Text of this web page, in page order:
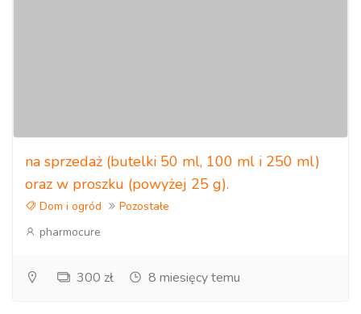
na sprzedaż (butelki 50 ml, 100 ml i 250 ml)
oraz w proszku (powyżej 25 g).
Dom i ogród
Pozostałe
pharmocure
300 zł 8 miesięcy temu